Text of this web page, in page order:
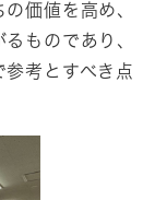
価値を高め、
ものであり、
考とすべき点